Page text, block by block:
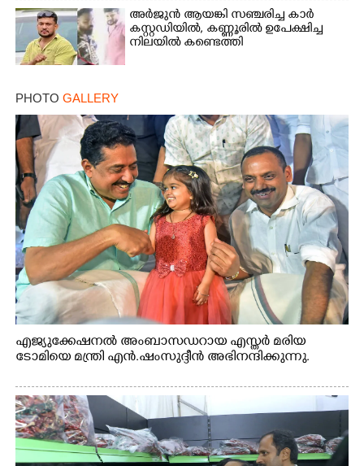
അർജുൻ ആയങ്കി സഞ്ചരിച്ച കാർ
കസ്റ്റഡിയിൽ,​ കണ്ണൂരിൽ ഉപേക്ഷിച്ച
നിലയിൽ കണ്ടെത്തി
PHOTO GALLERY
എജ്യുക്കേഷനൽ അംബാസഡറായ എസ്തർ മരിയ
ടോമിയെ മന്ത്രി എൻ.ഷംസുദ്ദീൻ അഭിനന്ദിക്കുന്നു.